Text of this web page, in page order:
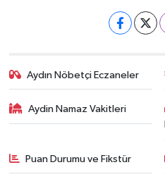
Aydın Nöbetçi Eczaneler
Aydin Namaz Vakitleri
Puan Durumu ve Fikstür